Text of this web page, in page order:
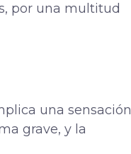
por una multitud
una sensación
grave, y la